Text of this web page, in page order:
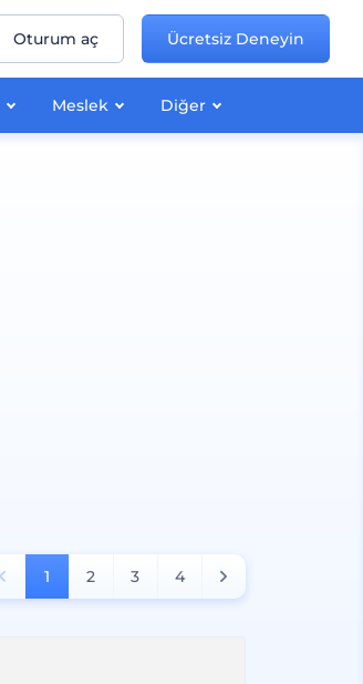
Meslek Diğer
Oturum aç Ücretsiz Deneyin
1 2 3 4